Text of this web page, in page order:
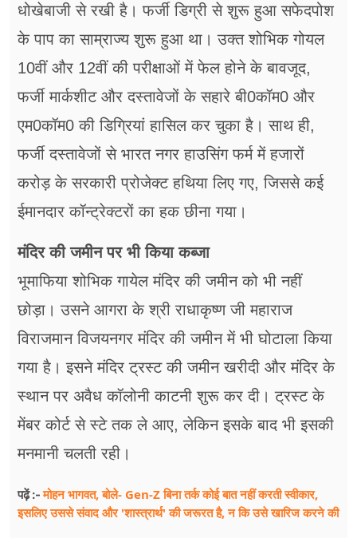
धोखेबाजी से रखी है। फर्जी डिग्री से शुरू हुआ सफेदपोश
के पाप का साम्राज्य शुरू हुआ था। उक्त शोभिक गोयल
10वीं और 12वीं की परीक्षाओं में फेल होने के बावजूद,
फर्जी मार्कशीट और दस्तावेजों के सहारे बी0कॉम0 और
एम0कॉम0 की डिग्रियां हासिल कर चुका है। साथ ही,
फर्जी दस्तावेजों से भारत नगर हाउसिंग फर्म में हजारों
करोड़ के सरकारी प्रोजेक्ट हथिया लिए गए, जिससे कई
ईमानदार कॉन्ट्रेक्टरों का हक छीना गया।
मंदिर की जमीन पर भी किया कब्जा
भूमाफिया शोभिक गायेल मंदिर की जमीन को भी नहीं
छोड़ा। उसने आगरा के श्री राधाकृष्ण जी महाराज
विराजमान विजयनगर मंदिर की जमीन में भी घोटाला किया
गया है। इसने मंदिर ट्रस्ट की जमीन खरीदी और मंदिर के
स्थान पर अवैध कॉलोनी काटनी शुरू कर दी। ट्रस्ट के
मेंबर कोर्ट से स्टे तक ले आए, लेकिन इसके बाद भी इसकी
मनमानी चलती रही।
पढ़ें :-मोहन भागवत, बोले- Gen-Z बिना तर्क कोई बात नहीं करती स्वीकार,
इसलिए उससे संवाद और 'शास्त्रार्थ' की जरूरत है, न कि उसे खारिज करने की